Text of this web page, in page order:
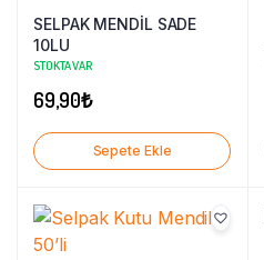
SELPAK MENDİL SADE
10LU
STOKTA VAR
69,90₺
Sepete Ekle